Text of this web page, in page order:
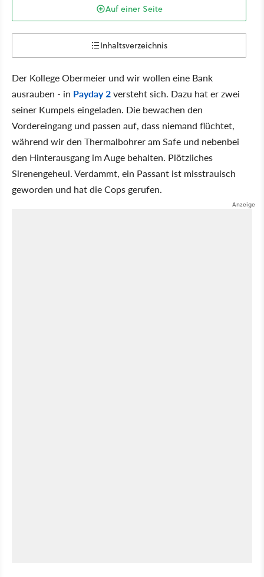
Auf einer Seite
Inhaltsverzeichnis
Der Kollege Obermeier und wir wollen eine Bank
ausrauben - in Payday 2versteht sich. Dazu hat er zwei
seiner Kumpels eingeladen. Die bewachen den
Vordereingang und passen auf, dass niemand flüchtet,
während wir den Thermalbohrer am Safe und nebenbei
den Hinterausgang im Auge behalten. Plötzliches
Sirenengeheul. Verdammt, ein Passant ist misstrauisch
geworden und hat die Cops gerufen.